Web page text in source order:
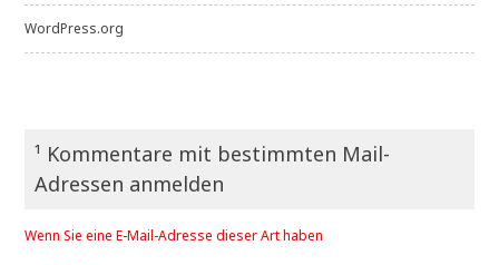
WordPress.org
¹ Kommentare mit bestimmten Mail-
Adressen anmelden
Wenn Sie eine E-Mail-Adresse dieser Art haben